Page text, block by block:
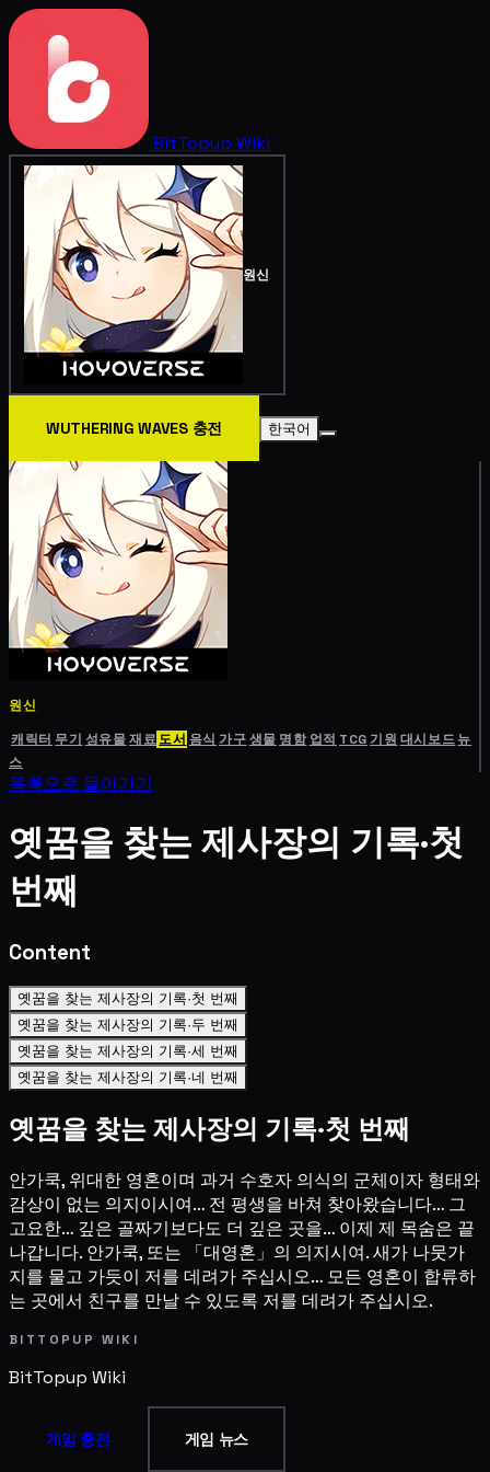
BitTopup Wiki
원신
WUTHERING WAVES 충전 한국어
원신
캐릭터 무기 성유물재료도서 음식 가구생물 명함 업적 TCG기원 대시보드뉴
스
목록으로 돌아가기
옛꿈을 찾는 제사장의 기록·첫
번째
Content
옛꿈을 찾는 제사장의 기록·첫 번째
옛꿈을 찾는 제사장의 기록·두 번째
옛꿈을 찾는 제사장의 기록·세 번째
옛꿈을 찾는 제사장의 기록·네 번째
옛꿈을 찾는 제사장의 기록·첫 번째
안가쿡, 위대한 영혼이며 과거 수호자 의식의 군체이자 형태와
감상이 없는 의지이시여… 전 평생을 바쳐 찾아왔습니다… 그
고요한… 깊은 골짜기보다도 더 깊은 곳을… 이제 제 목숨은 끝
나갑니다. 안가쿡, 또는 「대영혼」의 의지시여. 새가 나뭇가
지를 물고 가듯이 저를 데려가 주십시오… 모든 영혼이 합류하
는 곳에서 친구를 만날 수 있도록 저를 데려가 주십시오.
BITTOPUP WIKI
BitTopup Wiki
게임 충전 게임 뉴스